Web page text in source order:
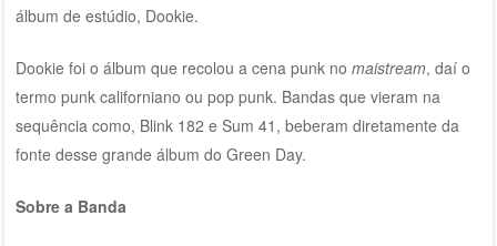
álbum de estúdio, Dookie.
Dookie foi o álbum que recolou a cena punk no maistream, daí o
termo punk californiano ou pop punk. Bandas que vieram na
sequência como, Blink 182 e Sum 41, beberam diretamente da
fonte desse grande álbum do Green Day.
Sobre a Banda